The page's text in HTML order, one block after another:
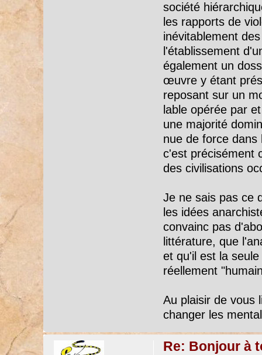
société
les rapports de
inévitablement
l'établissement
également un
œuvre y étant
reposant sur un
lable opé­rée par
une majo­rité
nue de force dans
c'est précisément
des civilisations
Je ne sais pas ce
les idées
convainc pas
littérature, que
et qu'il est la
réellement
Au plaisir de vous
changer les
Re: Bonjour à